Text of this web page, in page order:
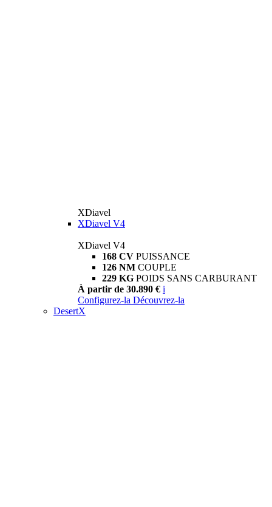
XDiavel
XDiavel V4
XDiavel V4
168 CV PUISSANCE
126 NM COUPLE
229 KG POIDS SANS CARBURANT
À partir de 30.890 € i
Configurez-la Découvrez-la
DesertX